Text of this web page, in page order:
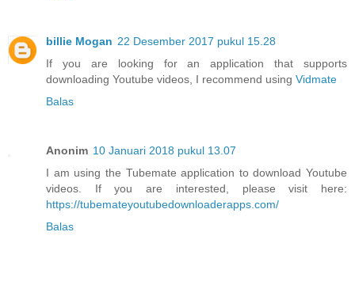
billie Mogan 22 Desember 2017 pukul 15.28
If you are looking for an application that supports
downloading Youtube videos, I recommend using Vidmate
Balas
Anonim 10 Januari 2018 pukul 13.07
I am using the Tubemate application to download Youtube
videos. If you are interested, please visit here:
https://tubemateyoutubedownloaderapps.com/
Balas